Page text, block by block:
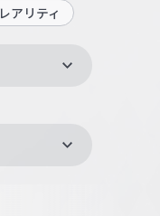
レアリティ